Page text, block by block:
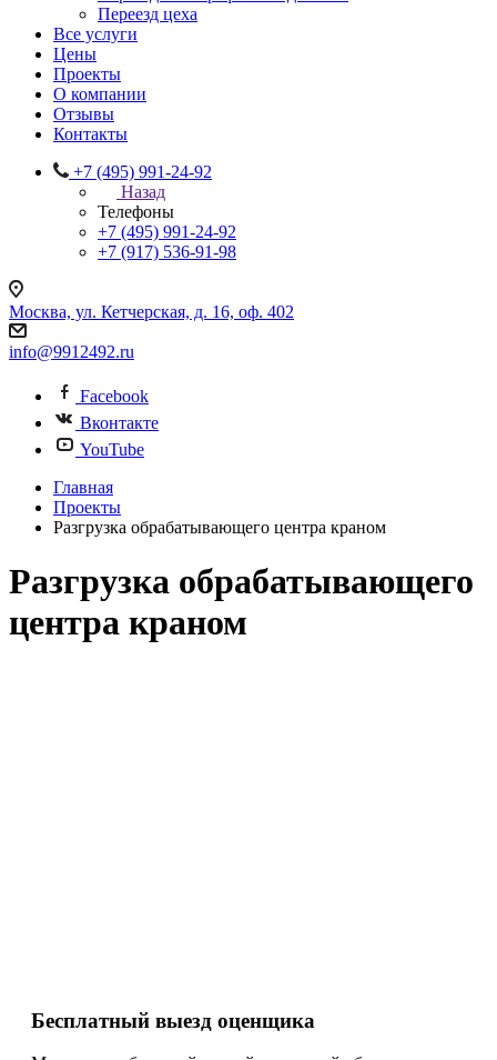
Переезд цеха
Все услуги
Цены
Проекты
О компании
Отзывы
Контакты
+7 (495) 991-24-92
Назад
Телефоны
+7 (495) 991-24-92
+7 (917) 536-91-98
Москва, ул. Кетчерская, д. 16, оф. 402
info@9912492.ru
Facebook
Вконтакте
YouTube
Главная
Проекты
Разгрузка обрабатывающего центра краном
Разгрузка обрабатывающего
центра краном
Бесплатный выезд оценщика